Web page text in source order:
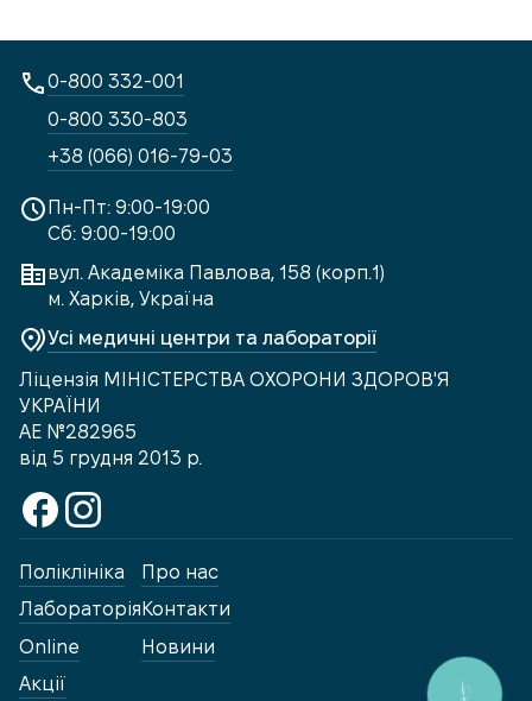
Пн-Пт: 9:00-19:00
Сб: 9:00-19:00
вул. Академіка Павлова, 158 (корп.1)
м. Харків, Україна
Усі медичні центри та лабораторії
Ліцензія МІНІСТЕРСТВА ОХОРОНИ ЗДОРОВ'Я
УКРАЇНИ
АЕ №282965
від 5 грудня 2013 р.
0-800 332-001
0-800 330-803
+38 (066) 016-79-03
Поліклініка
Лабораторія
Online
Акції
Про нас
Контакти
Новини
КНОПКА